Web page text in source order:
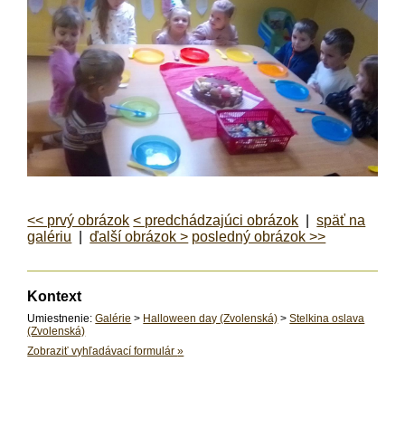
<< prvý obrázok < predchádzajúci obrázok |späť na
galériu |ďalší obrázok > posledný obrázok >>
Kontext
Umiestnenie:Galérie > Halloween day (Zvolenská) >Stelkina oslava
(Zvolenská)
Zobraziť vyhľadávací formulár»